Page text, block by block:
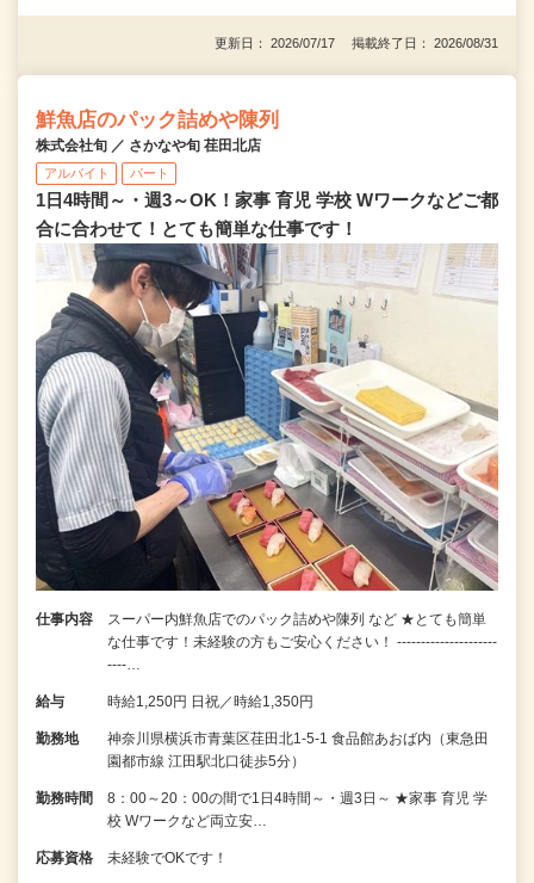
更新日： 2026/07/17 掲載終了日： 2026/08/31
鮮魚店のパック詰めや陳列
株式会社旬 ／ さかなや旬 荏田北店
アルバイト パート
1日4時間～・週3～OK！家事 育児 学校 Wワークなどご都
合に合わせて！とても簡単な仕事です！
仕事内容
スーパー内鮮魚店でのパック詰めや陳列 など ★とても簡単
な仕事です！未経験の方もご安心ください！ ---------------------
----…
給与 時給1,250円 日祝／時給1,350円
勤務地
神奈川県横浜市青葉区荏田北1-5-1 食品館あおば内（東急田
園都市線 江田駅北口徒歩5分）
勤務時間
8：00～20：00の間で1日4時間～・週3日～ ★家事 育児 学
校 Wワークなど両立安…
応募資格 未経験でOKです！